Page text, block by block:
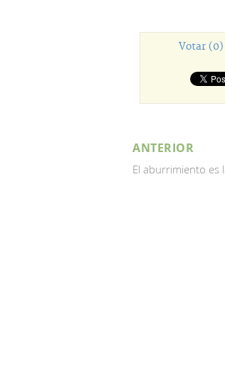
Votar (0)
ANTERIOR
El aburrimiento es